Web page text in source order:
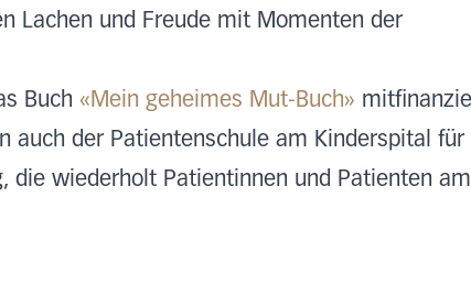
Lachen und Freude mit Momenten der
Buch «Mein geheimes Mut-Buch»
auch der Patientenschule am Kinderspital für
die wiederholt Patientinnen und Patienten am